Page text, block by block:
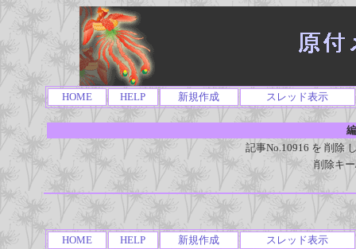
HOME HELP 新規作成 スレッド表示
記事No.10916 を 削除
削除キ
HOME HELP 新規作成 スレッド表示